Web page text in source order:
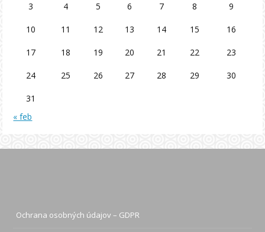
3 4 5 6 7 8 9
10 11 12 13 14 15 16
17 18 19 20 21 22 23
24 25 26 27 28 29 30
31
« feb
Ochrana osobných údajov – GDPR